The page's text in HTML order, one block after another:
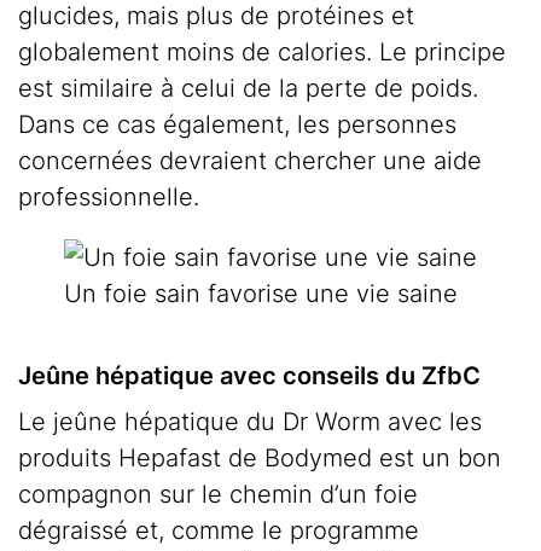
glucides, mais plus de protéines et
globalement moins de calories. Le principe
est similaire à celui de la perte de poids.
Dans ce cas également, les personnes
concernées devraient chercher une aide
professionnelle.
Un foie sain favorise une vie saine
Jeûne hépatique avec conseils du ZfbC
Le jeûne hépatique du Dr Worm avec les
produits Hepafast de Bodymed est un bon
compagnon sur le chemin d’un foie
dégraissé et, comme le programme